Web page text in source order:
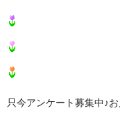
只今アンケート募集中♪